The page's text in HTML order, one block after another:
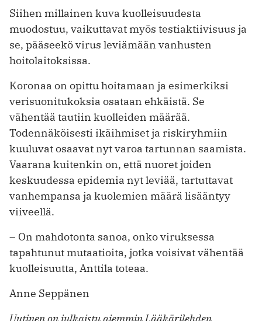
Siihen millainen kuva kuolleisuudesta
muodostuu, vaikuttavat myös testiaktiivisuus ja
se, pääseekö virus leviämään vanhusten
hoitolaitoksissa.
Koronaa on opittu hoitamaan ja esimerkiksi
verisuonitukoksia osataan ehkäistä. Se
vähentää tautiin kuolleiden määrää.
Todennäköisesti ikäihmiset ja riskiryhmiin
kuuluvat osaavat nyt varoa tartunnan saamista.
Vaarana kuitenkin on, että nuoret joiden
keskuudessa epidemia nyt leviää, tartuttavat
vanhempansa ja kuolemien määrä lisääntyy
viiveellä.
– On mahdotonta sanoa, onko viruksessa
tapahtunut mutaatioita, jotka voisivat vähentää
kuolleisuutta, Anttila toteaa.
Anne Seppänen
Uutinen on julkaistu aiemmin Lääkärilehden